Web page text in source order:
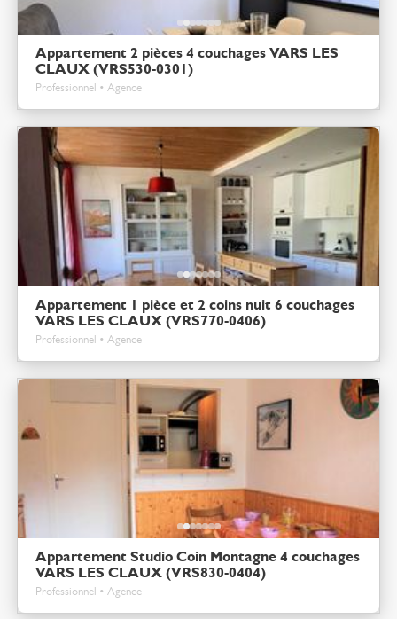
Appartement 2 pièces 4 couchages VARS LES
CLAUX (VRS530-0301)
Professionnel • Agence
Appartement 1 pièce et 2 coins nuit 6 couchages
VARS LES CLAUX (VRS770-0406)
Professionnel • Agence
Appartement Studio Coin Montagne 4 couchages
VARS LES CLAUX (VRS830-0404)
Professionnel • Agence